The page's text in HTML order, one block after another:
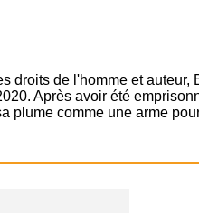
de l'homme et
Après avoir été
plume comme une arme